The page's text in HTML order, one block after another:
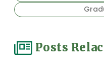
Posts